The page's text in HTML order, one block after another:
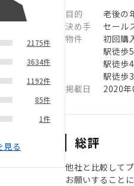
2175件
3634件
1192件
85件
1件
見る
目的
老後の
決め手
セール
物件
初回購
駅徒歩
駅徒歩
駅徒歩
掲載日
2020
総評
他社と比較して
お願いすること